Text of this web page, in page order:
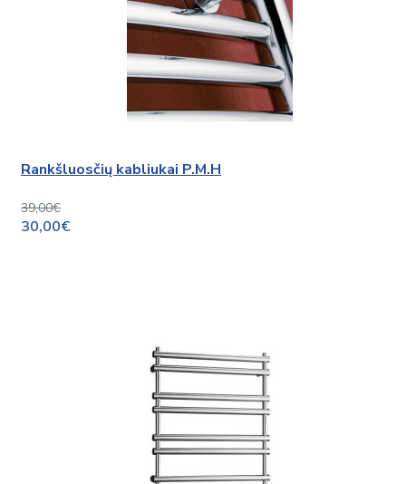
Rankšluosčių kabliukai P.M.H
39,00€
30,00€